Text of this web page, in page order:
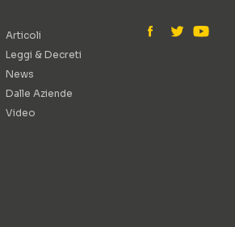
Articoli
Leggi & Decreti
News
Dalle Aziende
Video